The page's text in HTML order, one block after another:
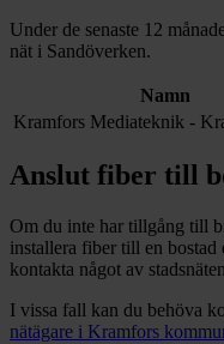
Under de senaste 12
nät i Sandöverken.
Namn
Kramfors Mediateknik -
Anslut fiber till
Om du inte har tillgång till
installera fiber till en bostad
kontakta något av
I vissa fall kan du behöva
nätägare i Kramfors